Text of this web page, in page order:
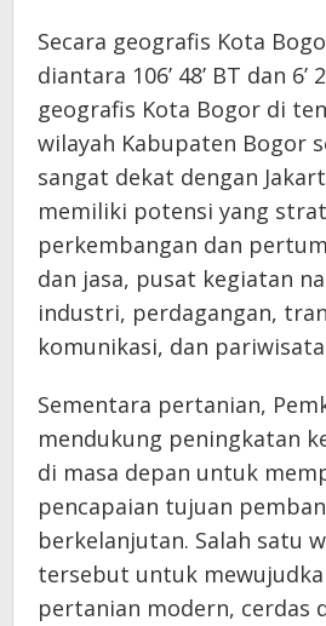
Secara geografis Kota
diantara 106’ 48’ BT dan 6’
geografis Kota Bogor di
wilayah Kabupaten Bogor
sangat dekat dengan
memiliki potensi yang
perkembangan dan
dan jasa, pusat kegiatan
industri, perdagangan,
komunikasi, dan
Sementara pertanian,
mendukung peningkatan
di masa depan untuk
pencapaian tujuan
berkelanjutan. Salah satu
tersebut untuk
pertanian modern, cerdas